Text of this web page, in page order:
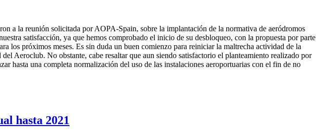
a la reunión solicitada por AOPA-Spain, sobre la implantación de la normativa de aeródromos
satisfacción, ya que hemos comprobado el inicio de su desbloqueo, con la propuesta por parte
próximos meses. Es sin duda un buen comienzo para reiniciar la maltrecha actividad de la
Aeroclub. No obstante, cabe resaltar que aun siendo satisfactorio el planteamiento realizado por
hasta una completa normalización del uso de las instalaciones aeroportuarias con el fin de no
hasta 2021